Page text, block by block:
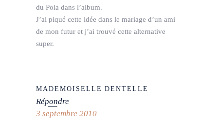
du Pola dans l’album.
J’ai piqué cette idée dans le mariage d’un ami
de mon futur et j’ai trouvé cette alternative
super.
MADEMOISELLE DENTELLE
Répondre
3 septembre 2010